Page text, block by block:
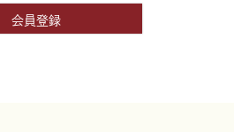
会員登録